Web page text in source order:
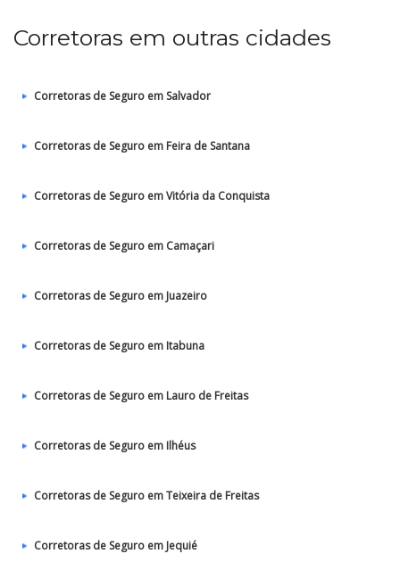
Corretoras em outras cidades
Corretoras de Seguro em Salvador
Corretoras de Seguro em Feira de Santana
Corretoras de Seguro em Vitória da Conquista
Corretoras de Seguro em Camaçari
Corretoras de Seguro em Juazeiro
Corretoras de Seguro em Itabuna
Corretoras de Seguro em Lauro de Freitas
Corretoras de Seguro em Ilhéus
Corretoras de Seguro em Teixeira de Freitas
Corretoras de Seguro em Jequié